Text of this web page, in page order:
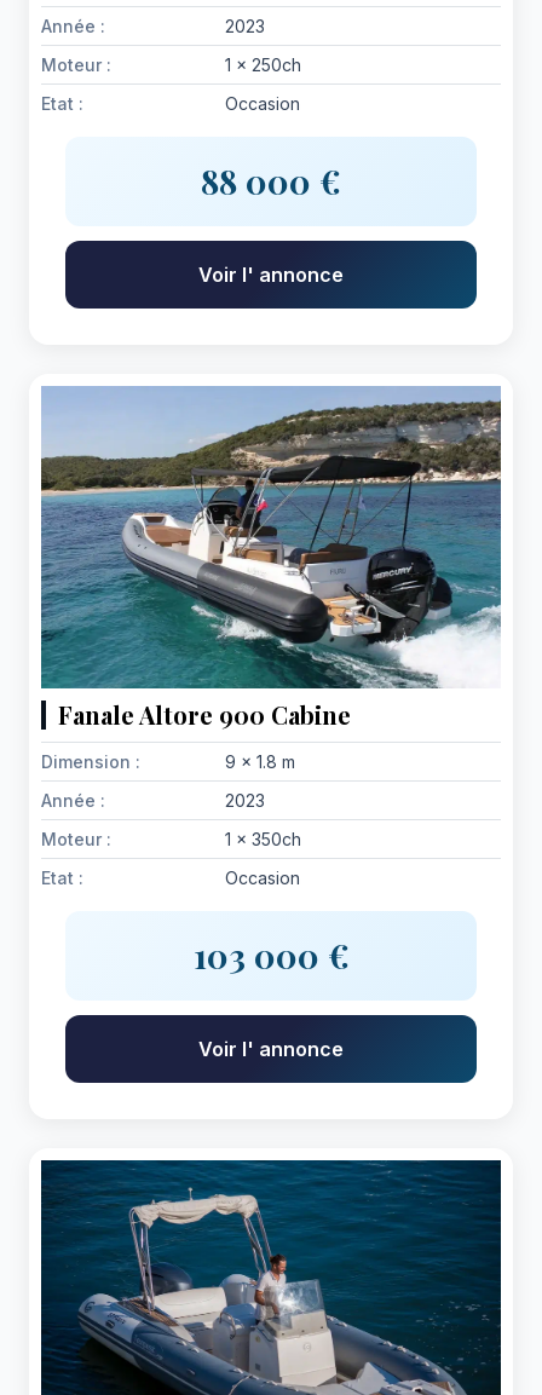
Année :
2023
Moteur :
1 x 250ch
Etat :
Occasion
88 000 €
Voir l' annonce
Fanale Altore 900 Cabine
Dimension :
9 x 1.8 m
Année :
2023
Moteur :
1 x 350ch
Etat :
Occasion
103 000 €
Voir l' annonce